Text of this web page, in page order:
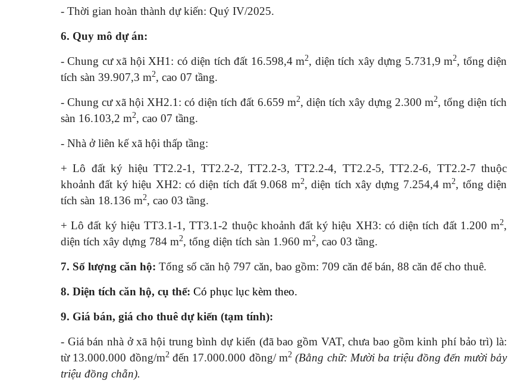
- Thời gian hoàn thành dự kiến: Quý IV/2025.
6. Quy mô dự án:
- Chung cư xã hội XH1: có diện tích đất 16.598,4 m­­2, diện tích xây dựng 5.731,9 m­­2, tổng diện
tích sàn 39.907,3 m­­2, cao 07 tầng.
- Chung cư xã hội XH2.1: có diện tích đất 6.659 m­­2, diện tích xây dựng 2.300 m­­2, tổng diện tích
sàn 16.103,2 m­­2, cao 07 tầng.
- Nhà ở liên kế xã hội thấp tầng:
+ Lô đất ký hiệu TT2.2-1, TT2.2-2, TT2.2-3, TT2.2-4, TT2.2-5, TT2.2-6, TT2.2-7 thuộc
khoảnh đất ký hiệu XH2: có diện tích đất 9.068 m­­2, diện tích xây dựng 7.254,4 m­­2, tổng diện
tích sàn 18.136 m­­2, cao 03 tầng.
+ Lô đất ký hiệu TT3.1-1, TT3.1-2 thuộc khoảnh đất ký hiệu XH3: có diện tích đất 1.200 m­­2,
diện tích xây dựng 784 m­­2, tổng diện tích sàn 1.960 m­­2, cao 03 tầng.
7. Số lượng căn hộ: Tổng số căn hộ 797 căn, bao gồm: 709 căn để bán, 88 căn để cho thuê.
8. Diện tích căn hộ, cụ thể: Có phục lục kèm theo.
9. Giá bán, giá cho thuê dự kiến (tạm tính):
- Giá bán nhà ở xã hội trung bình dự kiến (đã bao gồm VAT, chưa bao gồm kinh phí bảo trì) là:
từ 13.000.000 đồng/m2đến 17.000.000 đồng/ m2 (Bằng chữ: Mười ba triệu đồng đến mười bảy
triệu đồng chẵn).